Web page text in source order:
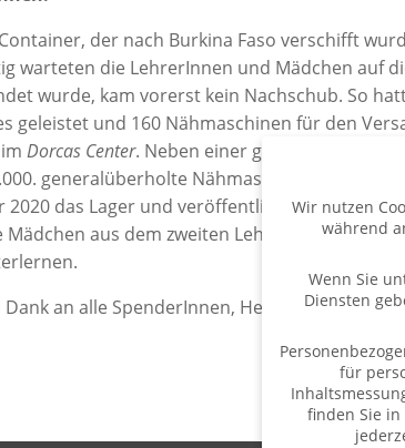
der nach Burkina Faso verschifft
warteten die LehrerInnen und Mädchen auf
wurde, kam vorerst kein Nachschub. So
geleistet und 160 Nähmaschinen für den
Dorcas Center. Neben einer großen Menge
generalüberholte Nähmaschine mit an
2020 das Lager und veröffentlichte einen TV
Mädchen aus dem zweiten Lehrjahr eigene
Dank an alle SpenderInnen, HelferInnen und
Wir nutzen
während
Wenn Sie
Diensten
für
finden Sie